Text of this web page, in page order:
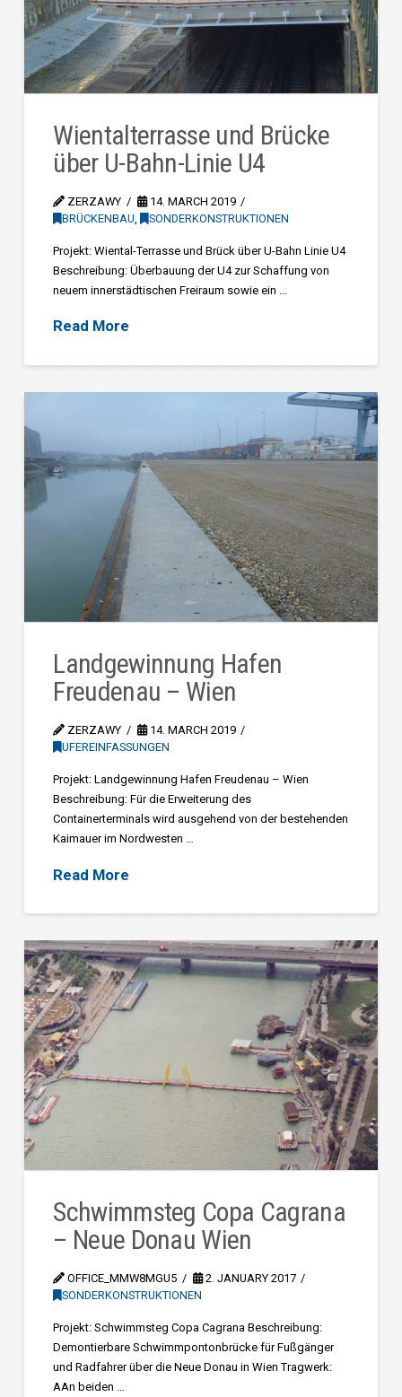
Wientalterrasse und Brücke
über U-Bahn-Linie U4
ZERZAWY
14. MARCH 2019
BRÜCKENBAU, SONDERKONSTRUKTIONEN
Projekt: Wiental-Terrasse und Brück über U-Bahn Linie U4
Beschreibung: Überbauung der U4 zur Schaffung von
neuem innerstädtischen Freiraum sowie ein …
Read More
Landgewinnung Hafen
Freudenau – Wien
ZERZAWY
14. MARCH 2019
UFEREINFASSUNGEN
Projekt: Landgewinnung Hafen Freudenau – Wien
Beschreibung: Für die Erweiterung des
Containerterminals wird ausgehend von der bestehenden
Kaimauer im Nordwesten …
Read More
Schwimmsteg Copa Cagrana
– Neue Donau Wien
OFFICE_MMW8MGU5
2. JANUARY 2017
SONDERKONSTRUKTIONEN
Projekt: Schwimmsteg Copa Cagrana Beschreibung:
Demontierbare Schwimmpontonbrücke für Fußgänger
und Radfahrer über die Neue Donau in Wien Tragwerk:
AAn beiden …